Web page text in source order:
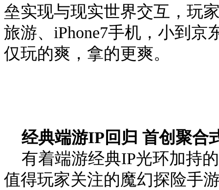
垒实现与现实世界交互，玩
旅游、iPhone7手机，小到
仅玩的爽，拿的更爽。
经典端游IP回归 首创聚合
有着端游经典IP光环加持
值得玩家关注的魔幻探险手